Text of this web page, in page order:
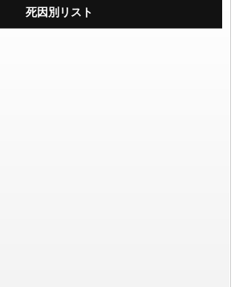
死因別リスト